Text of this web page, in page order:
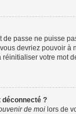
de passe ne puisse
devriez pouvoir à
votre mot
déconnecté ?
de moi lors de